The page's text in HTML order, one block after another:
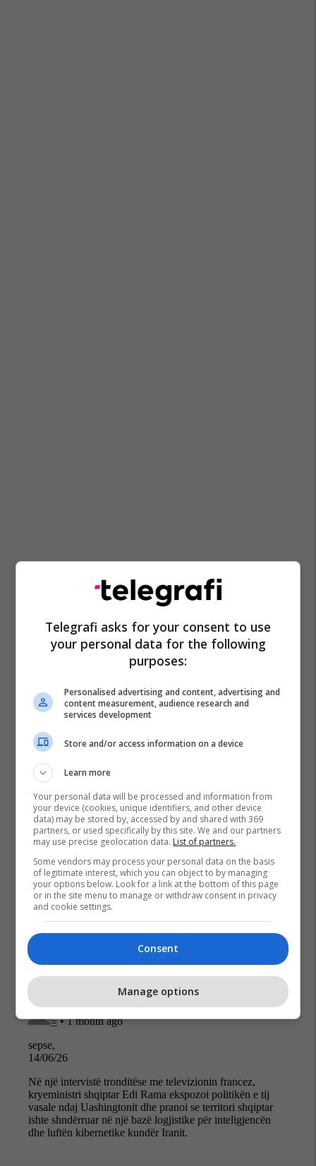
Telegrafi asks for your consent to use
your personal data for the following
purposes:
Personalised advertising and content, advertising and
content measurement, audience research and
services development
Store and/or access information on a device
Learn more
Your personal data will be processed and information from
your device (cookies, unique identifiers, and other device
data) may be stored by, accessed by and shared with 369
partners, or used specifically by this site. We and our partners
may use precise geolocation data. List of partners.
Some vendors may process your personal data on the basis
of legitimate interest, which you can object to by managing
your options below. Look for a link at the bottom of this page
or in the site menu to manage or withdraw consent in privacy
and cookie settings.
Consent
Manage options